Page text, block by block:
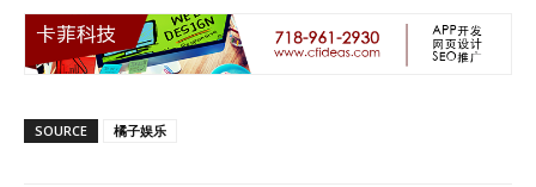
SOURCE 橘子娱乐